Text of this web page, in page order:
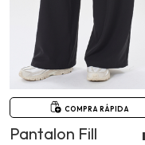
COMPRA RÁPIDA
Pantalon Fill